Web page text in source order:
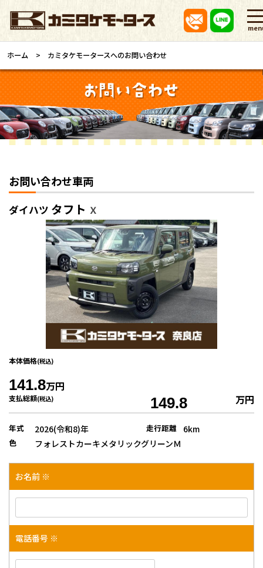
ホーム カミタケモータースへのお問い合わせ
お問い合わせ車両
ダイハツ タフト Ｘ
本体価格(税込)
141.8万円
支払総額(税込) 149.8 万円
年式 2026(令和8)年 走行距離 6km
色 フォレストカーキメタリックグリーンＭ
お名前 ※
電話番号 ※